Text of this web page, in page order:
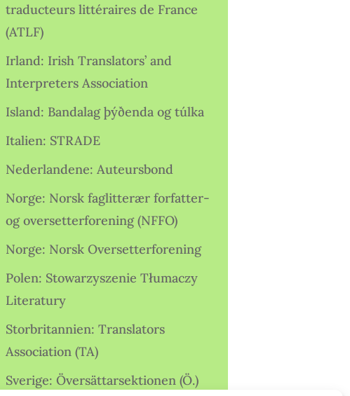
traducteurs littéraires de France
(ATLF)
Irland: Irish Translators’ and
Interpreters Association
Island: Bandalag þýðenda og túlka
Italien: STRADE
Nederlandene: Auteursbond
Norge: Norsk faglitterær forfatter-
og oversetterforening (NFFO)
Norge: Norsk Oversetterforening
Polen: Stowarzyszenie Tłumaczy
Literatury
Storbritannien: Translators
Association (TA)
Sverige: Översättarsektionen (Ö.)